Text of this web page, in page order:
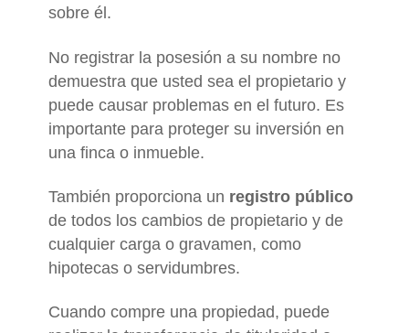
sobre él.
No registrar la posesión a su nombre no
demuestra que usted sea el propietario y
puede causar problemas en el futuro. Es
importante para proteger su inversión en
una finca o inmueble.
También proporciona un registro público
de todos los cambios de propietario y de
cualquier carga o gravamen, como
hipotecas o servidumbres.
Cuando compre una propiedad, puede